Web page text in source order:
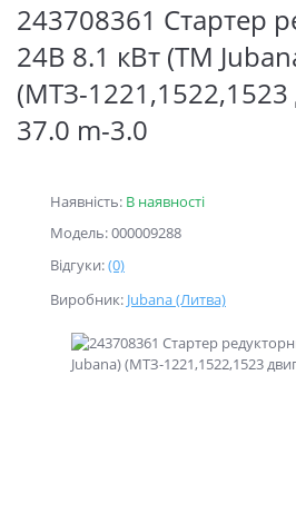
243708361 Стартер
24В 8.1 кВт (TM
(МТЗ-1221,1522,1523
37.0 m-3.0
Наявність: В наявності
Модель: 000009288
Відгуки:(0)
Виробник: Jubana (Литва)